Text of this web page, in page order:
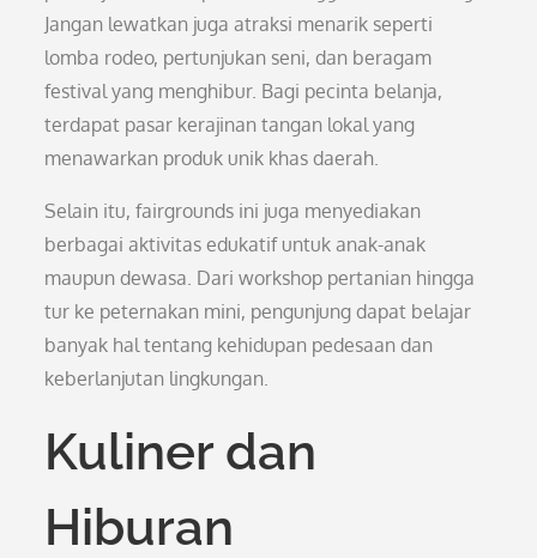
Jangan lewatkan juga atraksi menarik seperti
lomba rodeo, pertunjukan seni, dan beragam
festival yang menghibur. Bagi pecinta belanja,
terdapat pasar kerajinan tangan lokal yang
menawarkan produk unik khas daerah.
Selain itu, fairgrounds ini juga menyediakan
berbagai aktivitas edukatif untuk anak-anak
maupun dewasa. Dari workshop pertanian hingga
tur ke peternakan mini, pengunjung dapat belajar
banyak hal tentang kehidupan pedesaan dan
keberlanjutan lingkungan.
Kuliner dan
Hiburan